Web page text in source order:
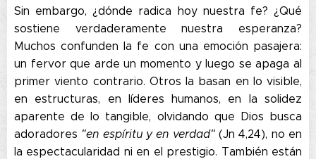
Sin embargo, ¿dónde radica hoy nuestra fe? ¿Qué
sostiene verdaderamente nuestra esperanza?
Muchos confunden la fe con una emoción pasajera:
un fervor que arde un momento y luego se apaga al
primer viento contrario. Otros la basan en lo visible,
en estructuras, en líderes humanos, en la solidez
aparente de lo tangible, olvidando que Dios busca
adoradores "en espíritu y en verdad"(Jn 4,24), no en
la espectacularidad ni en el prestigio. También están